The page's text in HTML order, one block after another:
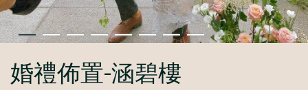
婚禮佈置-涵碧樓